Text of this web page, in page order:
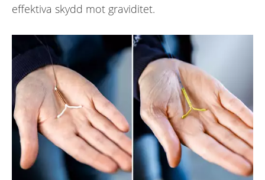
effektiva skydd mot graviditet.